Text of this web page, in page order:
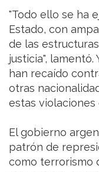
"Todo ello se ha
Estado, con
de las
justicia",
han recaído
otras
estas violaciones
El gobierno
patrón de
como terrorismo